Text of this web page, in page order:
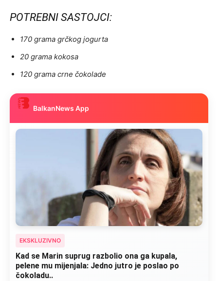
POTREBNI SASTOJCI:
170 grama grčkog jogurta
20 grama kokosa
120 grama crne čokolade
BalkanNews App
EKSKLUZIVNO
“Isidora je govorila šta ju je razbolelo: “Nisam jela
kobasice, niti pušila cigare, ali ovo je
najkancerogenije…”